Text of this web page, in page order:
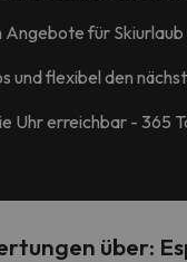
Angebote für Skiurlaub
und flexibel den
Uhr erreichbar - 365
über: